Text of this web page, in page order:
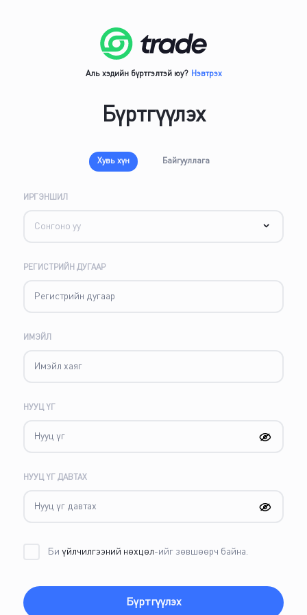
Аль хэдийн бүртгэлтэй юу? Нэвтрэх
Бүртгүүлэх
Хувь хүн Байгууллага
ИРГЭНШИЛ
РЕГИСТРИЙН ДУГААР
ИМЭЙЛ
НУУЦ ҮГ
НУУЦ ҮГ ДАВТАХ
Би үйлчилгээний нөхцөл-ийг зөвшөөрч байна.
Бүртгүүлэх